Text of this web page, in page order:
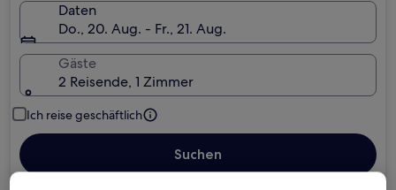
Daten
Do., 20. Aug. - Fr., 21. Aug.
Gäste
2 Reisende, 1 Zimmer
Ich reise geschäftlich
Suchen